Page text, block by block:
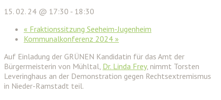
15. 02. 24 @ 17:30 - 18:30
« Fraktionssitzung Seeheim-Jugenheim
Kommunalkonferenz 2024 »
Auf Einladung der GRÜNEN Kandidatin für das Amt der
Bürgermeisterin von Mühltal, Dr. Linda Frey, nimmt Torsten
Leveringhaus an der Demonstration gegen Rechtsextremismus
in Nieder-Ramstadt teil.